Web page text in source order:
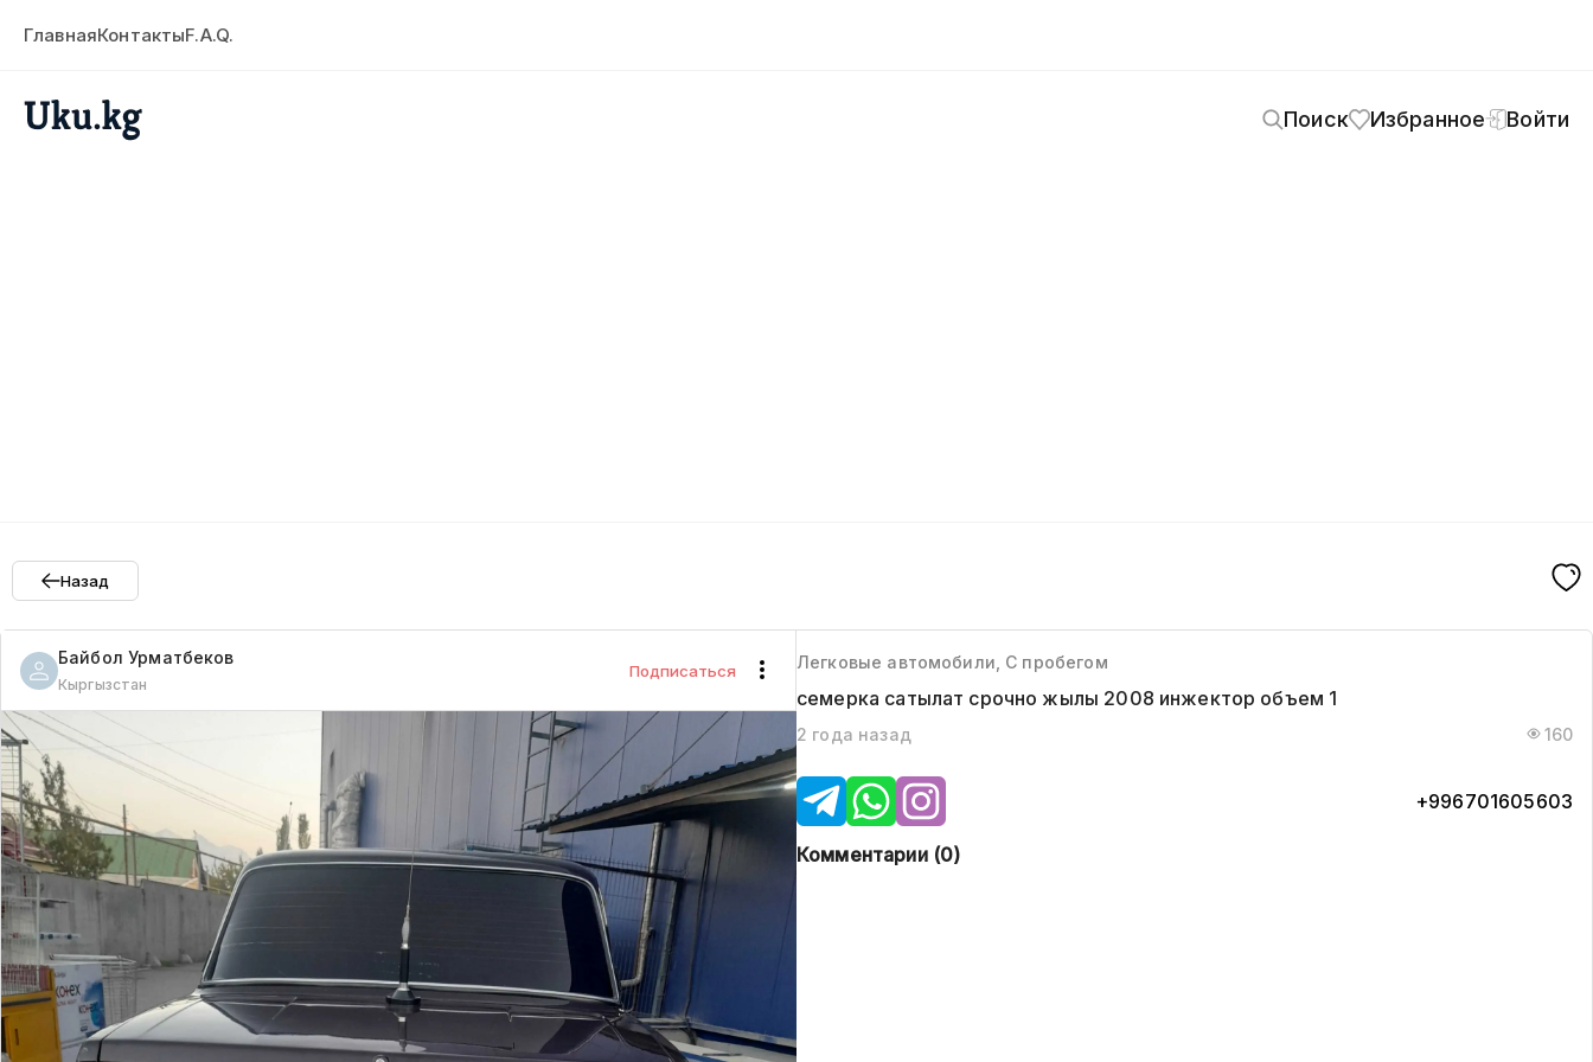
ГлавнаяКонтактыF.A.Q.
Поиск Избранное Войти
Назад
Байбол Урматбеков
Кыргызстан
Подписаться Легковые автомобили, С пробегом
семерка сатылат срочно жылы 2008 инжектор объем 1
2 года назад 160
+996701605603
Комментарии (0)